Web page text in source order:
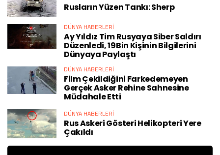
Rusların Yüzen Tankı: Sherp
DÜNYA HABERLERI
Ay Yıldız Tim Rusyaya Siber Saldırı
Düzenledi, 19Bin Kişinin Bilgilerini
Dünyaya Paylaştı
DÜNYA HABERLERI
Film Çekildiğini Farkedemeyen
Gerçek Asker Rehine Sahnesine
Müdahale Etti
DÜNYA HABERLERI
Rus Askeri Gösteri Helikopteri Yere
Çakıldı